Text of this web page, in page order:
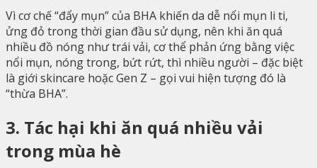
Vì cơ chế “đẩy mụn” của BHA khiến da dễ nổi mụn li ti,
ửng đỏ trong thời gian đầu sử dụng, nên khi ăn quá
nhiều đồ nóng như trái vải, cơ thể phản ứng bằng việc
nổi mụn, nóng trong, bứt rứt, thì nhiều người – đặc biệt
là giới skincare hoặc Gen Z – gọi vui hiện tượng đó là
“thừa BHA”.
3. Tác hại khi ăn quá nhiều vải
trong mùa hè